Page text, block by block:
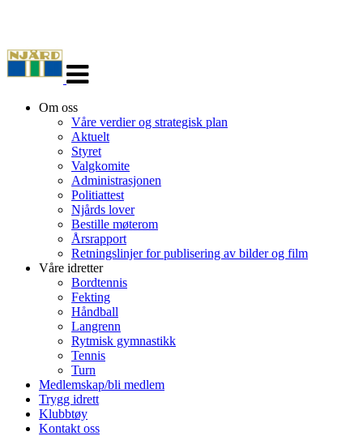
navigasjon
Om oss
Våre verdier og strategisk plan
Aktuelt
Styret
Valgkomite
Administrasjonen
Politiattest
Njårds lover
Bestille møterom
Årsrapport
Retningslinjer for publisering av bilder og film
Våre idretter
Bordtennis
Fekting
Håndball
Langrenn
Rytmisk gymnastikk
Tennis
Turn
Medlemskap/bli medlem
Trygg idrett
Klubbtøy
Kontakt oss